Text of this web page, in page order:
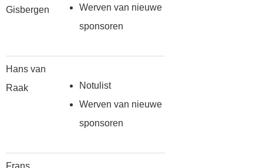
Gisbergen
Werven van nieuwe
sponsoren
Hans van
Raak
Notulist
Werven van nieuwe
sponsoren
Frans